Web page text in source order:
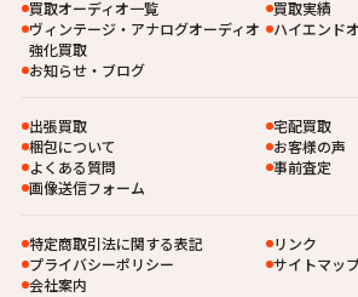
買取オーディオ一覧
買取実績
ヴィンテージ・アナログオーディオ
強化買取
ハイエンド
お知らせ・ブログ
出張買取
宅配買取
梱包について
お客様の声
よくある質問
事前査定
画像送信フォーム
特定商取引法に関する表記
リンク
プライバシーポリシー
サイトマッ
会社案内